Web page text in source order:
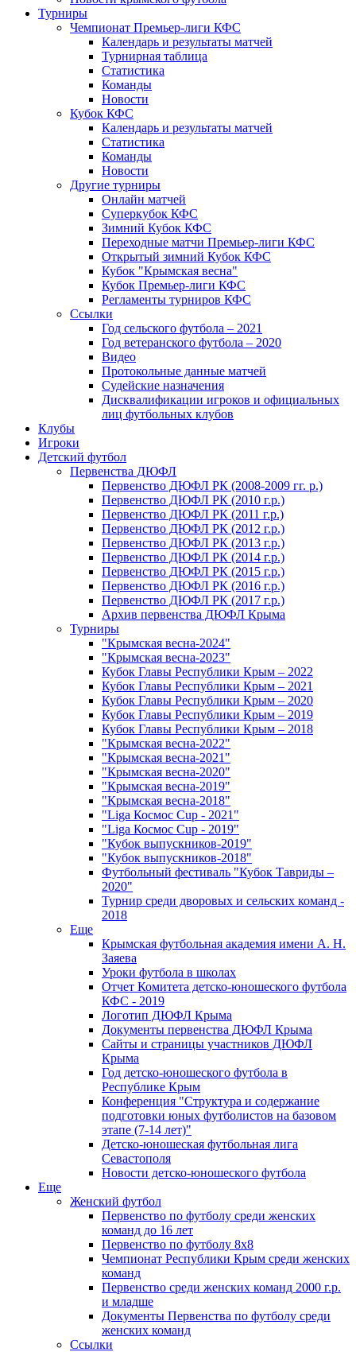
Турниры
Чемпионат Премьер-лиги КФС
Календарь и результаты матчей
Турнирная таблица
Статистика
Команды
Новости
Кубок КФС
Календарь и результаты матчей
Статистика
Команды
Новости
Другие турниры
Онлайн матчей
Суперкубок КФС
Зимний Кубок КФС
Переходные матчи Премьер-лиги КФС
Открытый зимний Кубок КФС
Кубок "Крымская весна"
Кубок Премьер-лиги КФС
Регламенты турниров КФС
Ссылки
Год сельского футбола – 2021
Год ветеранского футбола – 2020
Видео
Протокольные данные матчей
Судейские назначения
Дисквалификации игроков и официальных
лиц футбольных клубов
Клубы
Игроки
Детский футбол
Первенства ДЮФЛ
Первенство ДЮФЛ РК (2008-2009 гг. р.)
Первенство ДЮФЛ РК (2010 г.р.)
Первенство ДЮФЛ РК (2011 г.р.)
Первенство ДЮФЛ РК (2012 г.р.)
Первенство ДЮФЛ РК (2013 г.р.)
Первенство ДЮФЛ РК (2014 г.р.)
Первенство ДЮФЛ РК (2015 г.р.)
Первенство ДЮФЛ РК (2016 г.р.)
Первенство ДЮФЛ РК (2017 г.р.)
Архив первенства ДЮФЛ Крыма
Турниры
"Крымская весна-2024"
"Крымская весна-2023"
Кубок Главы Республики Крым – 2022
Кубок Главы Республики Крым – 2021
Кубок Главы Республики Крым – 2020
Кубок Главы Республики Крым – 2019
Кубок Главы Республики Крым – 2018
"Крымская весна-2022"
"Крымская весна-2021"
"Крымская весна-2020"
"Крымская весна-2019"
"Крымская весна-2018"
"Liga Космос Cup - 2021"
"Liga Космос Cup - 2019"
"Кубок выпускников-2019"
"Кубок выпускников-2018"
Футбольный фестиваль "Кубок Тавриды –
2020"
Турнир среди дворовых и сельских команд -
2018
Еще
Крымская футбольная академия имени А. Н.
Заяева
Уроки футбола в школах
Отчет Комитета детско-юношеского футбола
КФС - 2019
Логотип ДЮФЛ Крыма
Документы первенства ДЮФЛ Крыма
Сайты и страницы участников ДЮФЛ
Крыма
Год детско-юношеского футбола в
Республике Крым
Конференция "Структура и содержание
подготовки юных футболистов на базовом
этапе (7-14 лет)"
Детско-юношеская футбольная лига
Севастополя
Новости детско-юношеского футбола
Еще
Женский футбол
Первенство по футболу среди женских
команд до 16 лет
Первенство по футболу 8х8
Чемпионат Республики Крым среди женских
команд
Первенство среди женских команд 2000 г.р.
и младше
Документы Первенства по футболу среди
женских команд
Ссылки